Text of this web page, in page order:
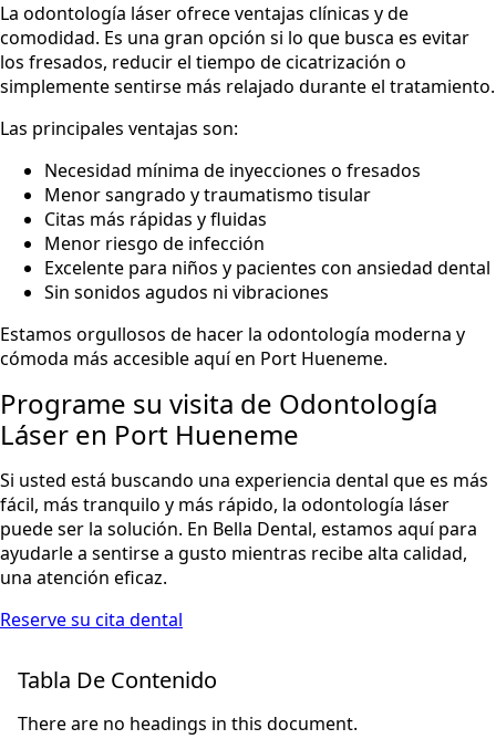
La odontología láser ofrece ventajas clínicas y de
comodidad. Es una gran opción si lo que busca es evitar
los fresados, reducir el tiempo de cicatrización o
simplemente sentirse más relajado durante el tratamiento.
Las principales ventajas son:
Necesidad mínima de inyecciones o fresados
Menor sangrado y traumatismo tisular
Citas más rápidas y fluidas
Menor riesgo de infección
Excelente para niños y pacientes con ansiedad dental
Sin sonidos agudos ni vibraciones
Estamos orgullosos de hacer la odontología moderna y
cómoda más accesible aquí en Port Hueneme.
Programe su visita de Odontología
Láser en Port Hueneme
Si usted está buscando una experiencia dental que es más
fácil, más tranquilo y más rápido, la odontología láser
puede ser la solución. En Bella Dental, estamos aquí para
ayudarle a sentirse a gusto mientras recibe alta calidad,
una atención eficaz.
Reserve su cita dental
Tabla De Contenido
There are no headings in this document.